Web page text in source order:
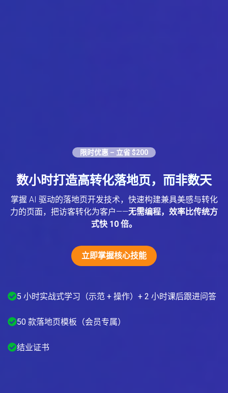
限时优惠 – 立省 $200
数小时打造高转化落地页，而非数天
掌握 AI 驱动的落地页开发技术，快速构建兼具美感与转化
力的页面，把访客转化为客户——无需编程，效率比传统方
式快 10 倍。
立即掌握核心技能
5 小时实战式学习（示范 + 操作）+ 2 小时课后跟进问答
50 款落地页模板（会员专属）
结业证书